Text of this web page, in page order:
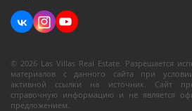
© 2026 Las Villas Real Estate. Разрешается
материалов с данного сайта при
активной ссылки на источник. Сайт
справочную информацию и не является
предложением.